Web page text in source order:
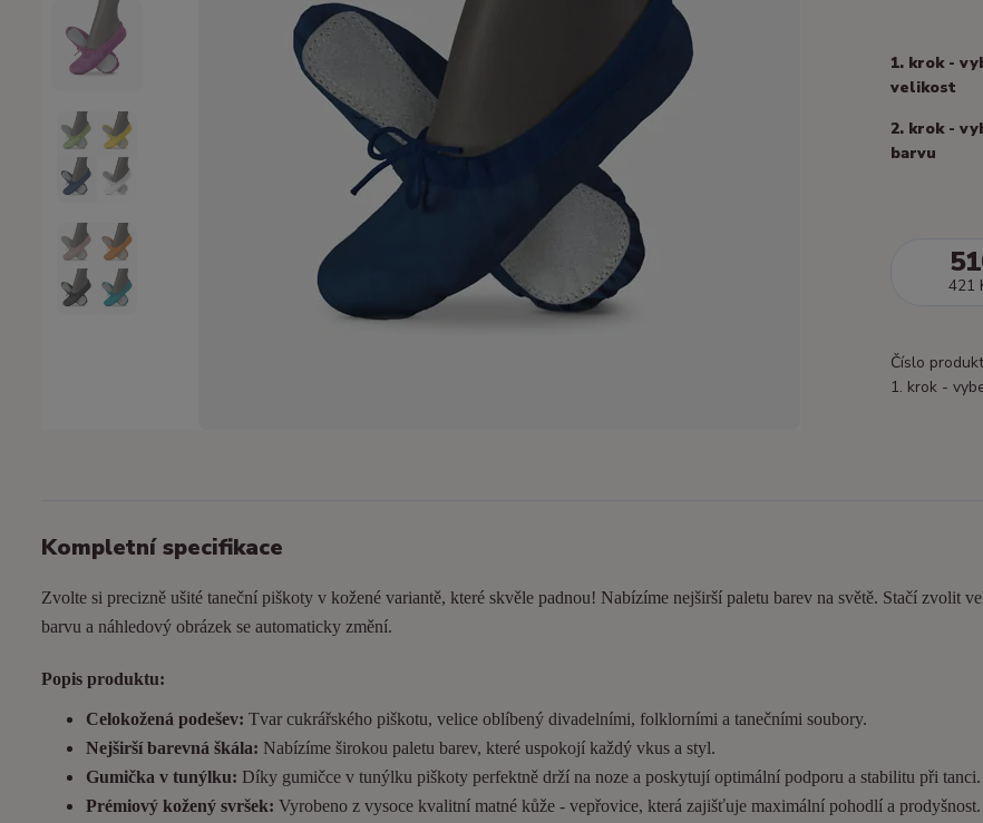
1. krok -
velikost
2. krok -
barvu
421
Číslo
1. krok -
Kompletní specifikace
Zvolte si precizně ušité taneční piškoty v kožené variantě, které skvěle padnou! Nabízíme nejširší paletu barev na světě. Stačí zvolit
barvu a náhledový obrázek se automaticky změní.
Popis produktu:
Celokožená podešev: Tvar cukrářského piškotu, velice oblíbený divadelními, folklorními a tanečními soubory.
Nejširší barevná škála: Nabízíme širokou paletu barev, které uspokojí každý vkus a styl.
Gumička v tunýlku: Díky gumičce v tunýlku piškoty perfektně drží na noze a poskytují optimální podporu a stabilitu při tanci.
Prémiový kožený svršek: Vyrobeno z vysoce kvalitní matné kůže - vepřovice, která zajišťuje maximální pohodlí a prodyšnost.